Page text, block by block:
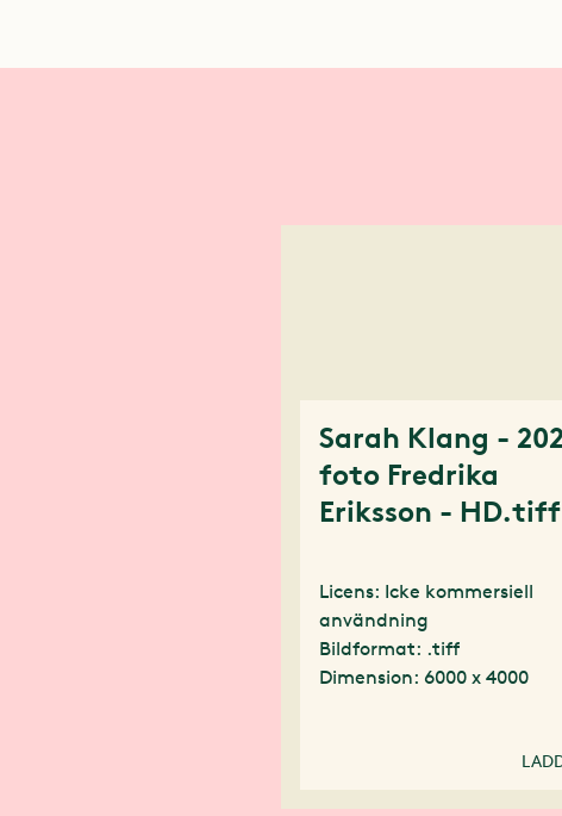
Sarah Klang -
foto Fredrika
Eriksson - HD.tiff
Licens: Icke kommersiell
användning
Bildformat: .tiff
Dimension: 6000 x 4000